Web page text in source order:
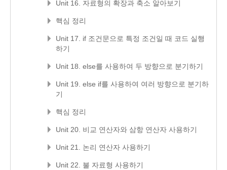
Unit 16. 자료형의 확장과 축소 알아보기
핵심 정리
Unit 17. if 조건문으로 특정 조건일 때 코드 실행
하기
Unit 18. else를 사용하여 두 방향으로 분기하기
Unit 19. else if를 사용하여 여러 방향으로 분기하
기
핵심 정리
Unit 20. 비교 연산자와 삼항 연산자 사용하기
Unit 21. 논리 연산자 사용하기
Unit 22. 불 자료형 사용하기